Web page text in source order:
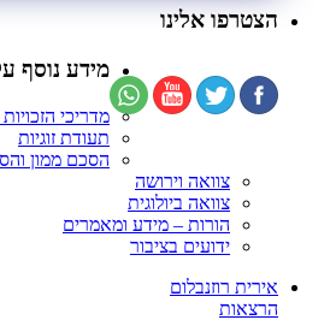
הצטרפו אלינו
מידע נוסף
מדריכי
תעודת זוגיות
הסכם ממון
צוואה וירושה
צוואה ביולוגית
הורות – מידע ומאמרים
ידועים בציבור
אירית רוזנבלום
הרצאות